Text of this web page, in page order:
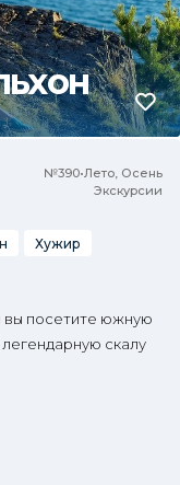
№390•Лето, Осень
Экскурсии
Хужир
вы посетите южную
скалу